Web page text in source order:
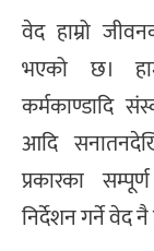
वेद हाम्रो
भएको छ।
कर्मकाण्डादि
आदि
प्रकारका
निर्देशन गर्ने वेद नै